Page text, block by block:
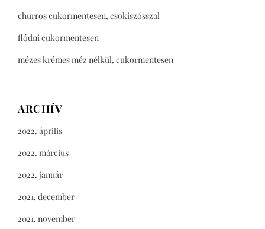
churros cukormentesen, csokiszósszal
flódni cukormentesen
mézes krémes méz nélkül, cukormentesen
ARCHÍV
2022. április
2022. március
2022. január
2021. december
2021. november